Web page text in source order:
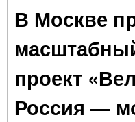
В Москве
проект
Россия —